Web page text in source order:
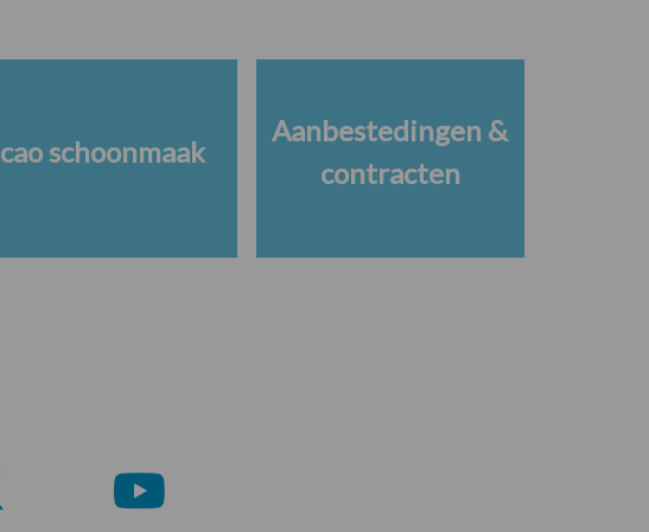
cao schoonmaak
Aanbestedingen &
contracten